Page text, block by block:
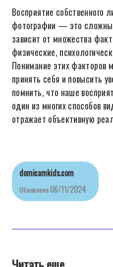
Восприятие собственного
фотографии — это
зависит от множества
физические,
Понимание этих факторов
принять себя и повысить
помнить, что наше
один из многих способов
отражает объективную
domicamkids.com
Обновлено 06/11/2024